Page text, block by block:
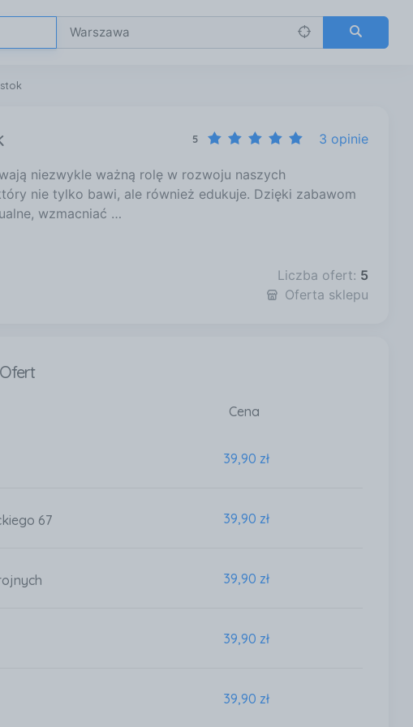
5 3 opinie
niezwykle ważną rolę w rozwoju naszych
nie tylko bawi, ale również edukuje. Dzięki zabawom
wzmacniać …
Liczba ofert: 5
Oferta sklepu
Cena
39,90 zł
67
39,90 zł
39,90 zł
39,90 zł
39,90 zł